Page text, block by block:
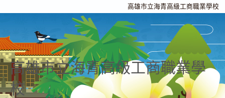
高雄市立海青高級工商職業學校
高雄市立海青高級工商職業學
校